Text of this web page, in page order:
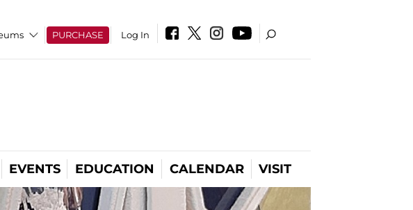
PURCHASE Log In
EVENTS EDUCATION CALENDAR VISIT